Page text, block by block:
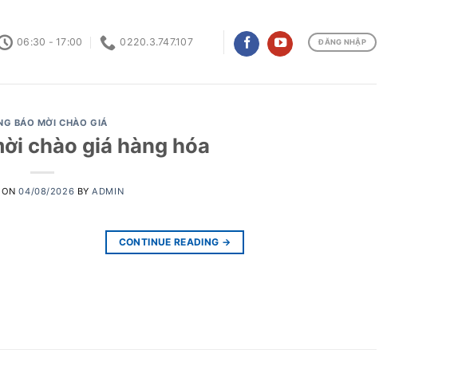
06:30 - 17:00 0220.3.747.107 ĐĂNG NHẬP
BÁO MỜI CHÀO GIÁ
chào giá hàng hóa
ON04/08/2026 BYADMIN
CONTINUE READING →